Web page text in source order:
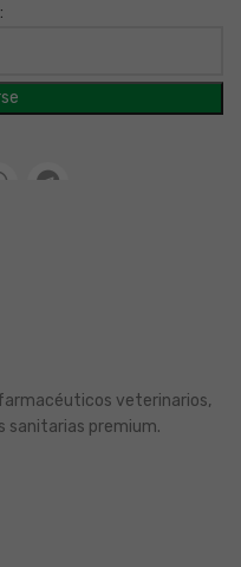
veterinarios,
sanitarias premium.